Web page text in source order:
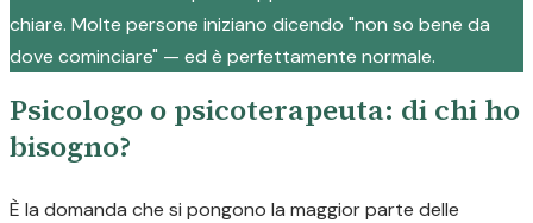
chiare. Molte persone iniziano dicendo "non so bene da
dove cominciare" — ed è perfettamente normale.
Psicologo o psicoterapeuta: di chi ho
bisogno?
È la domanda che si pongono la maggior parte delle